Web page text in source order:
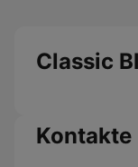
Classic
Kontakte